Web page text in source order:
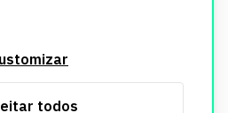
todos
em nosso site são
fins de aprimoramento de
Política de Privacidade.